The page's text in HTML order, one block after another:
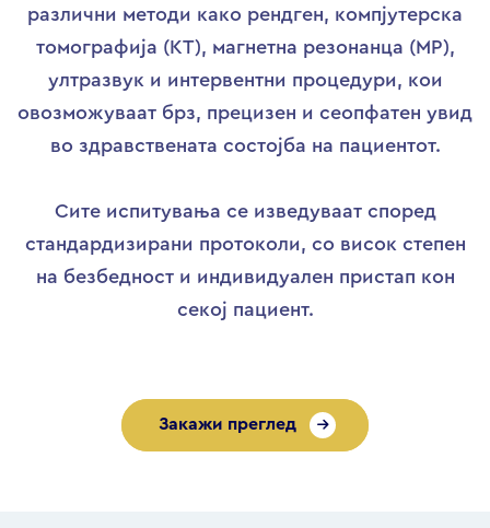
различни методи како рендген, компјутерска
томографија (КТ), магнетна резонанца (МР),
ултразвук и интервентни процедури, кои
овозможуваат брз, прецизен и сеопфатен увид
во здравствената состојба на пациентот.
Сите испитувања се изведуваат според
стандардизирани протоколи, со висок степен
на безбедност и индивидуален пристап кон
секој пациент.
Закажи преглед